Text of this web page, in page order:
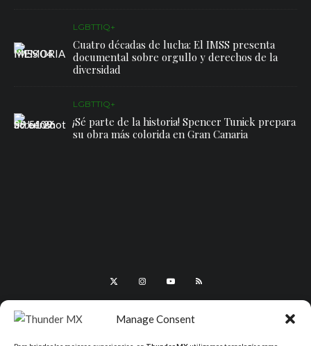
Manage Consent
LGBTTIQ+
Cuatro décadas de lucha: El IMSS presenta
documental sobre orgullo y derechos de la
diversidad
LGBTTIQ+
¡Sé parte de la historia! Spencer Tunick prepara
su obra más colorida en Gran Canaria